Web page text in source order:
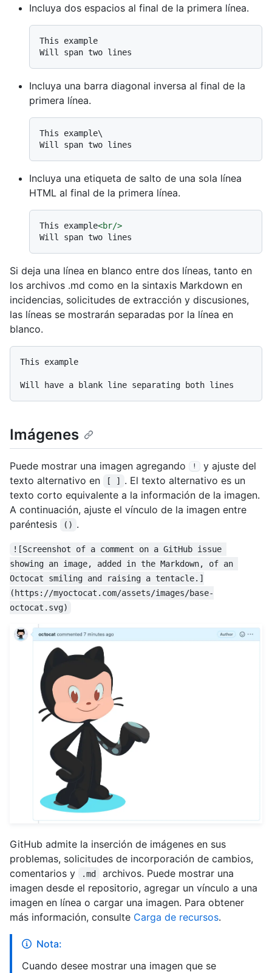
Incluya dos espacios al final de la primera línea.
This example
Incluya una barra diagonal inversa al final de la
primera línea.
This example\
Incluya una etiqueta de salto de una sola línea
HTML al final de la primera línea.
This example<br/>
Si deja una línea en blanco entre dos líneas, tanto en
los archivos .md como en la sintaxis Markdown en
incidencias, solicitudes de extracción y discusiones,
las líneas se mostrarán separadas por la línea en
blanco.
This example
Imágenes
Puede mostrar una imagen agregando !
y ajuste del
texto alternativo en
[ ]
. El texto alternativo es un
texto corto equivalente a la información de la imagen.
A continuación, ajuste el vínculo de la imagen entre
paréntesis
() .
![Screenshot of a comment on a GitHub issue
showing an image, added in the Markdown, of an
Octocat smiling and raising a tentacle.]
(https://myoctocat.com/assets/images/base-
octocat.svg)
GitHub admite la inserción de imágenes en sus
problemas, solicitudes de incorporación de cambios,
comentarios y
.md
archivos. Puede mostrar una
imagen desde el repositorio, agregar un vínculo a una
imagen en línea o cargar una imagen. Para obtener
más información, consulte Carga de recursos.
Nota:
Cuando desee mostrar una imagen que se